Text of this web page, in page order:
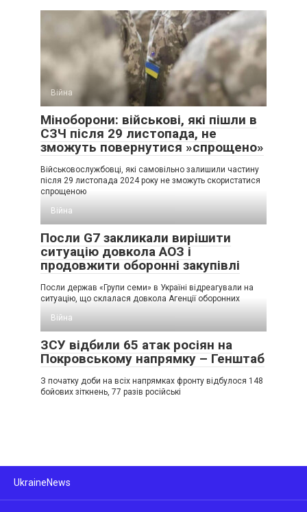
Війна
Міноборони: військові, які пішли в
СЗЧ після 29 листопада, не
зможуть повернутися »спрощено»
Військовослужбовці, які самовільно залишили частину
після 29 листопада 2024 року не зможуть скористатися
спрощеною
Війна
Посли G7 закликали вирішити
ситуацію довкола АОЗ і
продовжити оборонні закупівлі
Посли держав «Групи семи» в Україні відреагували на
ситуацію, що склалася довкола Агенції оборонних
Війна
ЗСУ відбили 65 атак росіян на
Покровському напрямку – Генштаб
З початку доби на всіх напрямках фронту відбулося 148
бойових зіткнень, 77 разів російські
UkraineNews